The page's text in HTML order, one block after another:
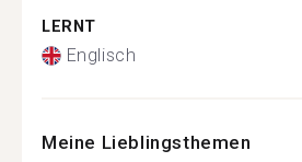
LERNT
Englisch
Meine Lieblingsthemen